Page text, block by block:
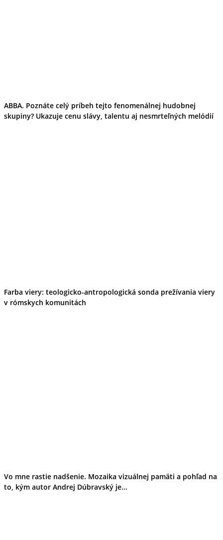
ABBA. Poznáte celý príbeh tejto fenomenálnej hudobnej
skupiny? Ukazuje cenu slávy, talentu aj nesmrteľných melódií
Farba viery: teologicko-antropologická sonda prežívania viery
v rómskych komunitách
Vo mne rastie nadšenie. Mozaika vizuálnej pamäti a pohľad na
to, kým autor Andrej Dúbravský je...